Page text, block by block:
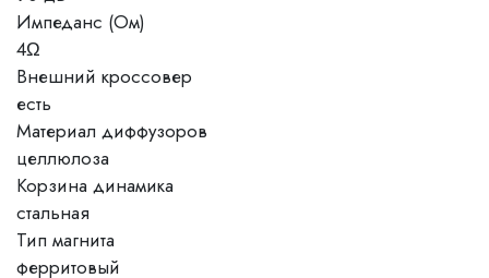
Импеданс (Ом)
4Ω
Внешний кроссовер
есть
Материал диффузоров
целлюлоза
Корзина динамика
стальная
Тип магнита
ферритовый